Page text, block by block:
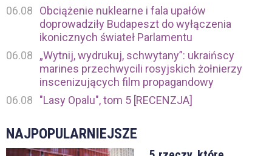
06.08
Obciążenie nuklearne i fala upałów
doprowadziły Budapeszt do wyłączenia
ikonicznych świateł Parlamentu
06.08
„Wytnij, wydrukuj, schwytany”: ukraińscy
marines przechwycili rosyjskich żołnierzy
inscenizujących film propagandowy
06.08
"Lasy Opalu", tom 5 [RECENZJA]
NAJPOPULARNIEJSZE